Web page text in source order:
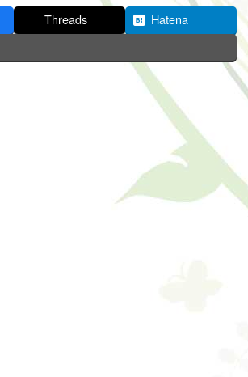
Threads
Hatena